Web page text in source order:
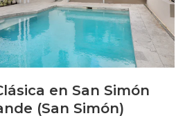
en San Simón
(San Simón)